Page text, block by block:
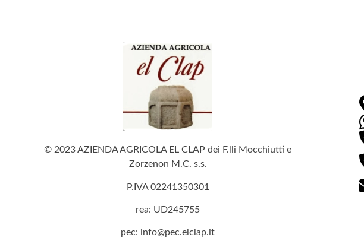
© 2023 AZIENDA AGRICOLA EL CLAP dei F.lli Mocchiutti e
Zorzenon M.C. s.s.
P.IVA 02241350301
rea: UD245755
pec: info@pec.elclap.it